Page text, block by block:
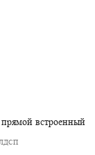
встроенный
ЛДСП